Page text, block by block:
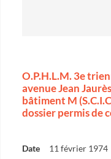
O.P.H.L.M. 3e
avenue Jean
bâtiment M
dossier permis de
Date 11 février 1974